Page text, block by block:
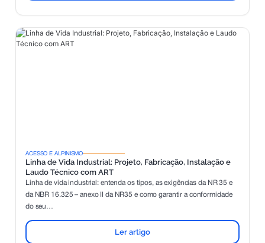
ACESSO E ALPINISMO
Linha de Vida Industrial: Projeto, Fabricação, Instalação e
Laudo Técnico com ART
Linha de vida industrial: entenda os tipos, as exigências da NR 35 e
da NBR 16.325 – anexo II da NR35 e como garantir a conformidade
do seu…
Ler artigo